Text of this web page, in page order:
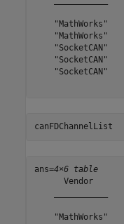
"MathWorks"
"MathWorks"
"SocketCAN"
"SocketCAN"
"SocketCAN"
canFDChannelList
ans=4×6 table
Vendor
"MathWorks"